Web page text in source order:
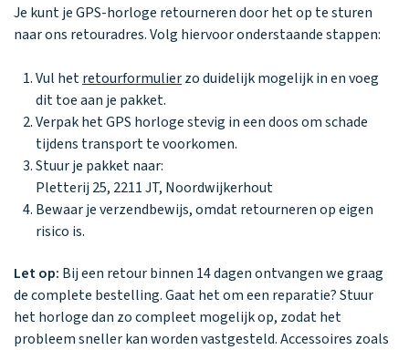
Tweedekans
horloges
Ontdek alle
horloges
Personaliseer
je bandje!
kleur, naam en
icoon en maak
helemaal van
jou.
Waarom one2track App updates
Werken bij
Stichting
Jarige Job
Je kunt je GPS-horloge retourneren door het op te sturen
naar ons retouradres. Volg hiervoor onderstaande stappen:
Vul hetretourformulierzo duidelijk mogelijk in en voeg
dit toe aan je pakket.
Verpak het GPS horloge stevig in een doos om schade
tijdens transport te voorkomen.
Stuur je pakket naar:
Pletterij 25, 2211 JT, Noordwijkerhout
Bewaar je verzendbewijs, omdat retourneren op eigen
risico is.
Let op: Bij een retour binnen 14 dagen ontvangen we graag
de complete bestelling. Gaat het om een reparatie? Stuur
het horloge dan zo compleet mogelijk op, zodat het
probleem sneller kan worden vastgesteld. Accessoires zoals